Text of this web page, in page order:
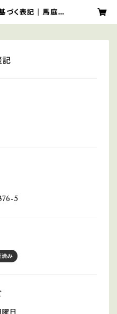
づく表記 | 馬庭本
記
5
日